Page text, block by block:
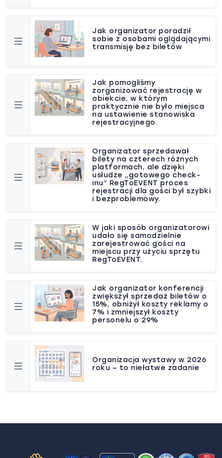
Jak organizator poradził
sobie z osobami oglądającymi
transmisję bez biletów
Jak pomogliśmy
zorganizować rejestrację w
obiekcie, w którym
praktycznie nie było miejsca
na ustawienie stanowiska
rejestracyjnego.
Organizator sprzedawał
bilety na czterech różnych
platformach, ale dzięki
usłudze „gotowego check-
inu” RegToEVENT proces
rejestracji dla gości był szybki
i bezproblemowy.
W jaki sposób organizatorowi
udało się samodzielnie
zarejestrować gości na
miejscu przy użyciu sprzętu
RegToEVENT.
Jak organizator konferencji
zwiększył sprzedaż biletów o
15%, obniżył koszty reklamy o
7% i zmniejszył koszty
personelu o 29%
Organizacja wystawy w 2026
roku – to niełatwe zadanie